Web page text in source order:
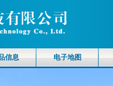
信息 电子地图